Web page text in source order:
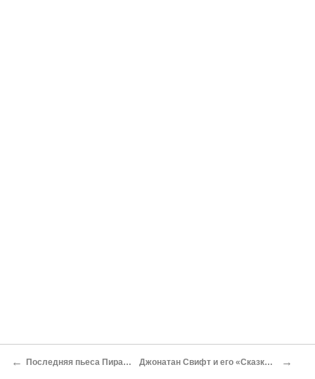
← Последняя пьеса Пиранделло* Джонатан Свифт и его «Сказка о бочке»* →